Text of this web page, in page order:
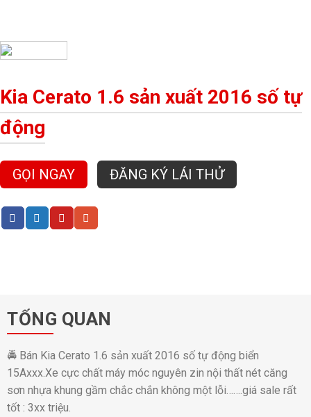
Kia Cerato 1.6 sản xuất 2016 số tự
động
GỌI NGAY ĐĂNG KÝ LÁI THỬ
TỔNG QUAN
🚔 Bán Kia Cerato 1.6 sản xuất 2016 số tự động biển
15Axxx.Xe cực chất máy móc nguyên zin nội thất nét căng
sơn nhựa khung gầm chắc chắn không một lỗi…….giá sale rất
tốt : 3xx triệu.